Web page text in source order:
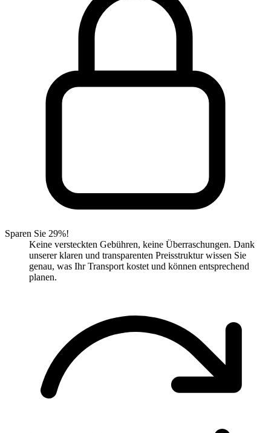
Sparen Sie 29%!
Keine versteckten Gebühren, keine Überraschungen. Dank
unserer klaren und transparenten Preisstruktur wissen Sie
genau, was Ihr Transport kostet und können entsprechend
planen.